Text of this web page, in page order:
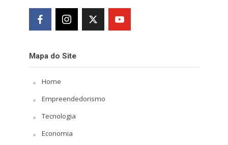
Mapa do Site
Home
Empreendedorismo
Tecnologia
Economia